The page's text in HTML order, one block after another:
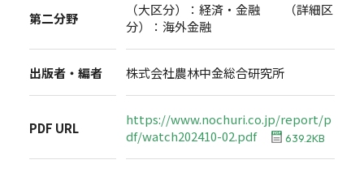
第二分野
（大区分）：経済・金融 （詳細区
分）：海外金融
出版者・編者 株式会社農林中金総合研究所
PDF URL
https://www.nochuri.co.jp/report/p
df/watch202410-02.pdf
639.2KB